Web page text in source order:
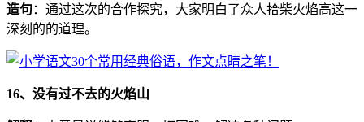
造句：通过这次的合作探究，大家明白了众人拾柴火焰高这一
深刻的的道理。
16、没有过不去的火焰山